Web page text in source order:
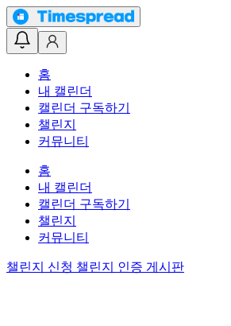
홈
내 캘린더
캘린더 구독하기
챌린지
커뮤니티
홈
내 캘린더
캘린더 구독하기
챌린지
커뮤니티
챌린지 신청 챌린지 인증 게시판